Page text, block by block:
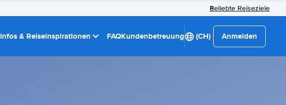
Beliebte Reiseziele
Infos & Reiseinspirationen FAQKundenbetreuung (CH) Anmelden